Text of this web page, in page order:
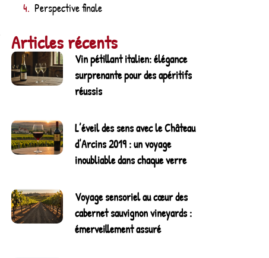
Perspective finale
Articles récents
Vin pétillant italien: élégance
surprenante pour des apéritifs
réussis
L’éveil des sens avec le Château
d’Arcins 2019 : un voyage
inoubliable dans chaque verre
Voyage sensoriel au cœur des
cabernet sauvignon vineyards :
émerveillement assuré